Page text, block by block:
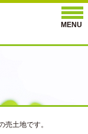
売土地です。